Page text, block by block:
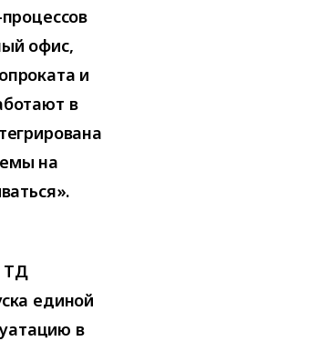
офис,
и
в
на
ТД
единой
в